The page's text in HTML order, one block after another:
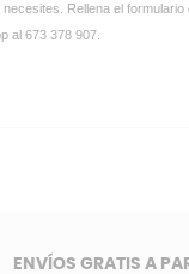
Rellena el
al 673 378 907.
ENVÍOS GRATIS A